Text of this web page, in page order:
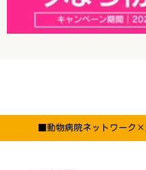
■動物病院ネットワーク